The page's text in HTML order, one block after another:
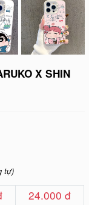
X SHIN
tự)
24.000 đ